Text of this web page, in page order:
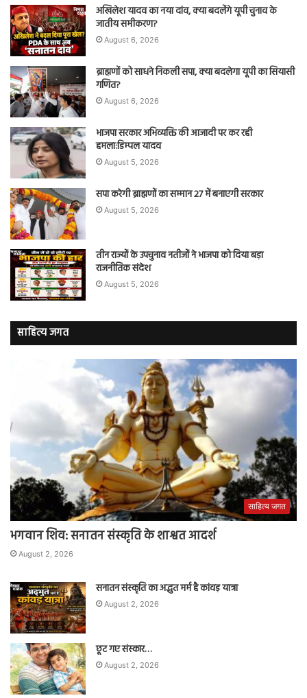
अखिलेश यादव का नया दांव, क्या बदलेंगे यूपी चुनाव के
जातीय समीकरण?
August 6, 2026
ब्राह्मणों को साधने निकली सपा, क्या बदलेगा यूपी का सियासी
गणित?
August 6, 2026
भाजपा सरकार अभिव्यक्ति की आजादी पर कर रही
हमला:डिम्पल यादव
August 5, 2026
सपा करेगी ब्राह्मणों का सम्मान 27 में बनाएगी सरकार
August 5, 2026
तीन राज्यों के उपचुनाव नतीजों ने भाजपा को दिया बड़ा
राजनीतिक संदेश
August 5, 2026
साहित्य जगत
साहित्य जगत
भगवान शिव: सनातन संस्कृति के शाश्वत आदर्श
August 2, 2026
सनातन संस्कृति का अद्भुत मर्म है कांवड़ यात्रा
August 2, 2026
छूट गए संस्कार…
August 2, 2026